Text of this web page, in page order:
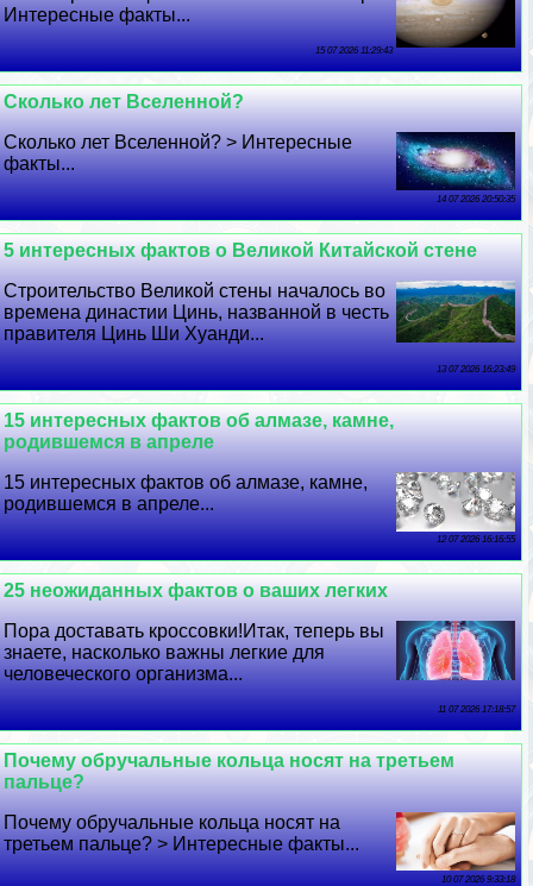
Интересные факты...
15 07 2026 11:29:43
Сколько лет Вселенной?
Сколько лет Вселенной? > Интересные
факты...
14 07 2026 20:50:35
5 интересных фактов о Великой Китайской стене
Строительство Великой стены началось во
времена династии Цинь, названной в честь
правителя Цинь Ши Хуанди...
13 07 2026 16:23:49
15 интересных фактов об алмазе, камне,
родившемся в апреле
15 интересных фактов об алмазе, камне,
родившемся в апреле...
12 07 2026 16:16:55
25 неожиданных фактов о ваших легких
Пора доставать кроссовки!Итак, теперь вы
знаете, насколько важны легкие для
человеческого организма...
11 07 2026 17:18:57
Почему обручальные кольца носят на третьем
пальце?
Почему обручальные кольца носят на
третьем пальце? > Интересные факты...
10 07 2026 9:33:18